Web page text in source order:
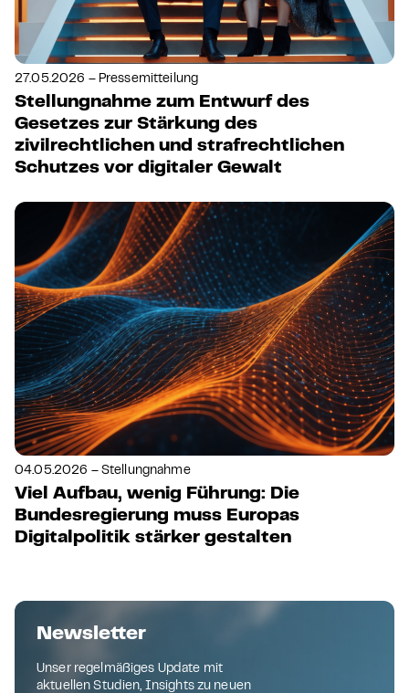
27.05.2026 – Pressemitteilung
Stellungnahme zum Entwurf des
Gesetzes zur Stärkung des
zivilrechtlichen und strafrechtlichen
Schutzes vor digitaler Gewalt
04.05.2026 – Stellungnahme
Viel Aufbau, wenig Führung: Die
Bundesregierung muss Europas
Digitalpolitik stärker gestalten
Newsletter
Unser regelmäßiges Update mit
aktuellen Studien, Insights zu neuen